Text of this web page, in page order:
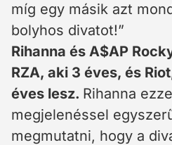
míg egy másik azt
bolyhos divatot!”
Rihanna és A$AP
RZA, aki 3 éves, és
éves lesz. Rihanna
megjelenéssel
megmutatni, hogy a